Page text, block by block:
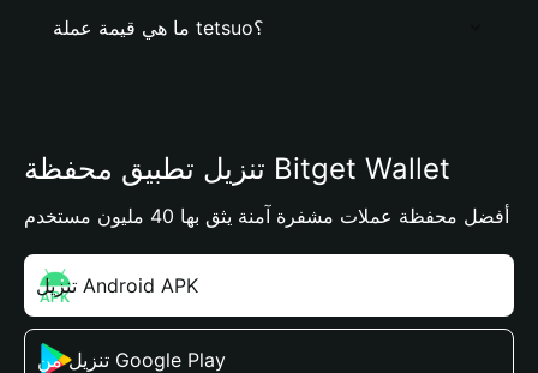
ما هي قيمة عملة tetsuo؟
تنزيل تطبيق محفظة Bitget Wallet
أفضل محفظة عملات مشفرة آمنة يثق بها 40 مليون مستخدم
تنزيل Android APK
تنزيل من Google Play